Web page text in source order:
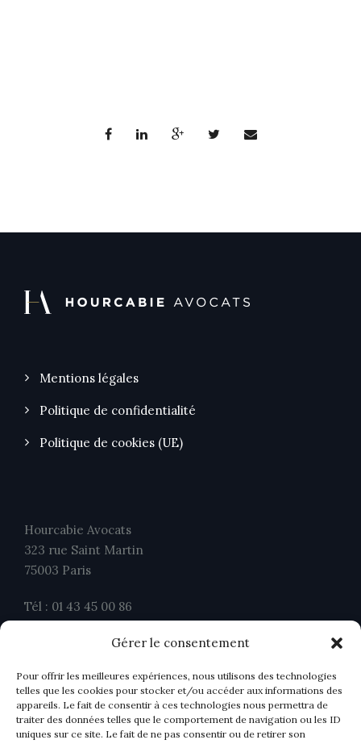
Gérer le consentement
Pour offrir les meilleures expériences, nous utilisons des technologies
telles que les cookies pour stocker et/ou accéder aux informations des
appareils. Le fait de consentir à ces technologies nous permettra de
traiter des données telles que le comportement de navigation ou les ID
uniques sur ce site. Le fait de ne pas consentir ou de retirer son
Mentions légales
Politique de confidentialité
Politique de cookies (UE)
Hourcabie Avocats
323 rue Saint Martin
75003 Paris
Tél : 01 43 45 00 86
contact@ahavocats.fr